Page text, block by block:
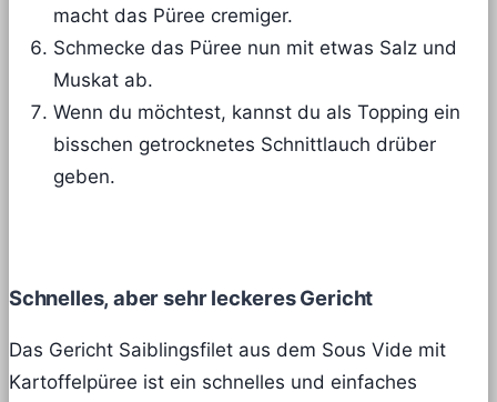
macht das Püree cremiger.
Schmecke das Püree nun mit etwas Salz und
Muskat ab.
Wenn du möchtest, kannst du als Topping ein
bisschen getrocknetes Schnittlauch drüber
geben.
Schnelles, aber sehr leckeres Gericht
Das Gericht Saiblingsfilet aus dem Sous Vide mit
Kartoffelpüree ist ein schnelles und einfaches